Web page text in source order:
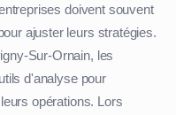
doivent souvent
ajuster leurs stratégies.
Sur-Ornain, les
d'analyse pour
opérations. Lors